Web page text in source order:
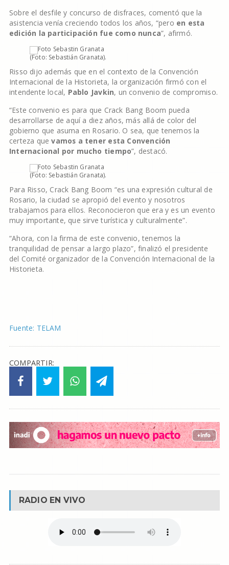
Sobre el desfile y concurso de disfraces, comentó que la
asistencia venía creciendo todos los años, “pero en esta
edición la participación fue como nunca”, afirmó.
(Foto: Sebastián Granata).
Risso dijo además que en el contexto de la Convención
Internacional de la Historieta, la organización firmó con el
intendente local, Pablo Javkin, un convenio de compromiso.
“Este convenio es para que Crack Bang Boom pueda
desarrollarse de aquí a diez años, más allá de color del
gobierno que asuma en Rosario. O sea, que tenemos la
certeza quevamos a tener esta Convención
Internacional por mucho tiempo”, destacó.
(Foto: Sebastián Granata).
Para Risso, Crack Bang Boom “es una expresión cultural de
Rosario, la ciudad se apropió del evento y nosotros
trabajamos para ellos. Reconocieron que era y es un evento
muy importante, que sirve turística y culturalmente”.
“Ahora, con la firma de este convenio, tenemos la
tranquilidad de pensar a largo plazo”, finalizó el presidente
del Comité organizador de la Convención Internacional de la
Historieta.
Fuente: TELAM
COMPARTIR:
RADIO EN VIVO